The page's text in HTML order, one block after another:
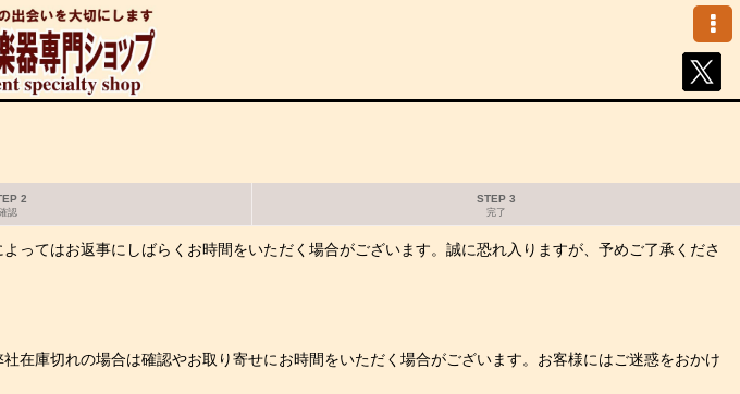
2
認
STEP 3
完了
てはお返事にしばらくお時間をいただく場合がございます。誠に恐れ入りますが、予めご了承くださ
庫切れの場合は確認やお取り寄せにお時間をいただく場合がございます。お客様にはご迷惑をおかけ